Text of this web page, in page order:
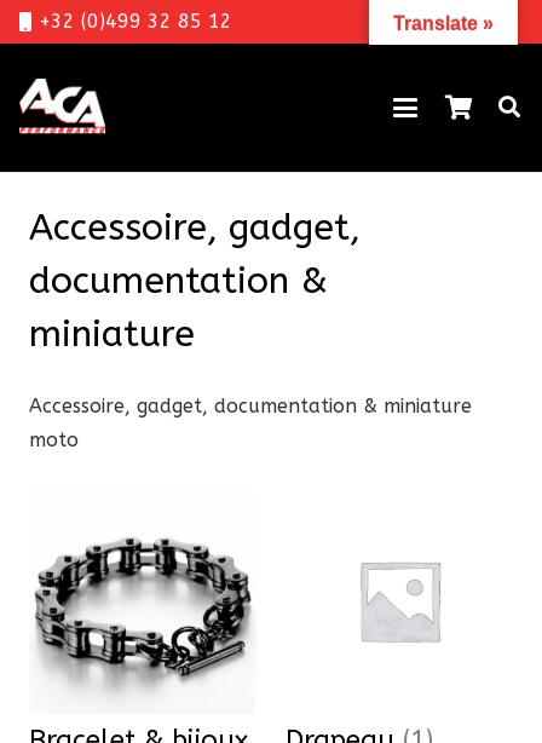
+32 (0)499 32 85 12
Accessoire, gadget,
documentation &
miniature
Accessoire, gadget, documentation & miniature
moto
Translate »